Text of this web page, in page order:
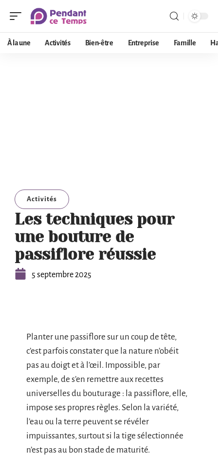
À la une Activités Bien-être Entreprise Famille
Activités
Les techniques pour
une bouture de
passiflore réussie
5 septembre 2025
Planter une passiflore sur un coup de tête,
c’est parfois constater que la nature n’obéit
pas au doigt et à l’œil. Impossible, par
exemple, de s’en remettre aux recettes
universelles du bouturage : la passiflore, elle,
impose ses propres règles. Selon la variété,
l’eau ou la terre peuvent se révéler
impuissantes, surtout si la tige sélectionnée
n’est pas au bon stade de maturité.